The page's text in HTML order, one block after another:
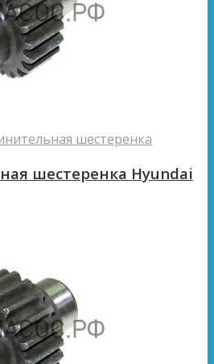
шестеренка
шестеренка Hyundai